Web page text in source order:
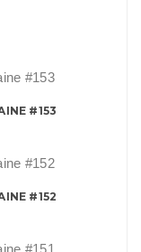
#153
#152